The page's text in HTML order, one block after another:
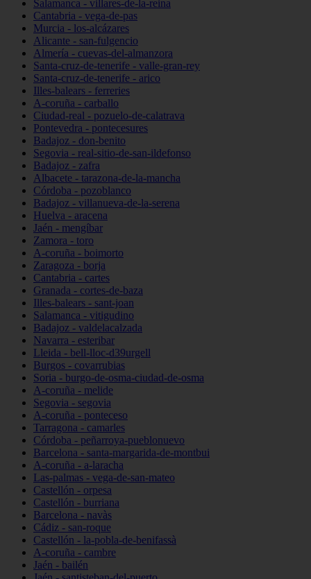
Salamanca - villares-de-la-reina
Cantabria - vega-de-pas
Murcia - los-alcázares
Alicante - san-fulgencio
Almería - cuevas-del-almanzora
Santa-cruz-de-tenerife - valle-gran-rey
Santa-cruz-de-tenerife - arico
Illes-balears - ferreries
A-coruña - carballo
Ciudad-real - pozuelo-de-calatrava
Pontevedra - pontecesures
Badajoz - don-benito
Segovia - real-sitio-de-san-ildefonso
Badajoz - zafra
Albacete - tarazona-de-la-mancha
Córdoba - pozoblanco
Badajoz - villanueva-de-la-serena
Huelva - aracena
Jaén - mengíbar
Zamora - toro
A-coruña - boimorto
Zaragoza - borja
Cantabria - cartes
Granada - cortes-de-baza
Illes-balears - sant-joan
Salamanca - vitigudino
Badajoz - valdelacalzada
Navarra - esteribar
Lleida - bell-lloc-d39urgell
Burgos - covarrubias
Soria - burgo-de-osma-ciudad-de-osma
A-coruña - melide
Segovia - segovia
A-coruña - ponteceso
Tarragona - camarles
Córdoba - peñarroya-pueblonuevo
Barcelona - santa-margarida-de-montbui
A-coruña - a-laracha
Las-palmas - vega-de-san-mateo
Castellón - orpesa
Castellón - burriana
Barcelona - navàs
Cádiz - san-roque
Castellón - la-pobla-de-benifassà
A-coruña - cambre
Jaén - bailén